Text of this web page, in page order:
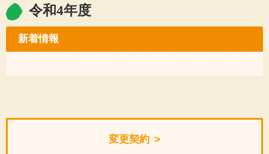
ョ
ン
令和4年度
新着情報
変更契約